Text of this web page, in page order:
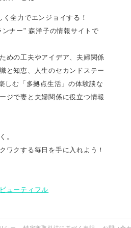
全力でエンジョイする！
ナー" 森洋子の情報サイトで
めの工夫やアイデア、夫婦関係
と知恵、人生のセカンドステー
しむ「多拠点生活」の体験談な
ジで妻と夫婦関係に役立つ情報
。
ワクする毎日を手に入れよう！
ューティフル